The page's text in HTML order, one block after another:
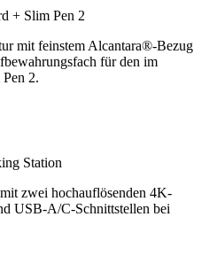
+ Slim Pen 2
mit feinstem Alcantara®-Bezug
für den im
2.
Station
zwei hochauflösenden 4K-
USB-A/C-Schnittstellen bei